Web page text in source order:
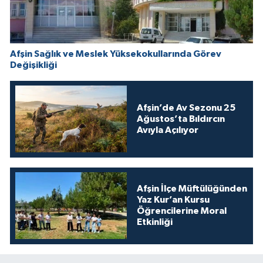
Afşin Sağlık ve Meslek Yüksekokullarında Görev
Değişikliği
Afşin’de Av Sezonu 25
Ağustos’ta Bıldırcın
Avıyla Açılıyor
Afşin İlçe Müftülüğünden
Yaz Kur’an Kursu
Öğrencilerine Moral
Etkinliği